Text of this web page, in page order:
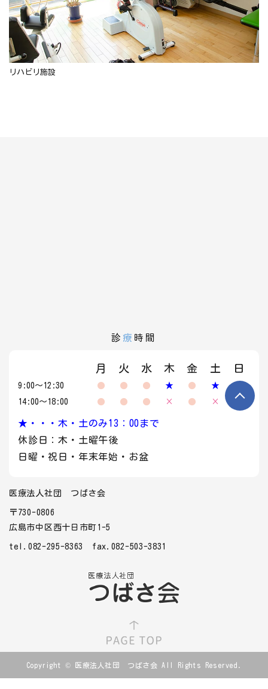
リハビリ施設
診 療 時間
月 火 水 木 金 土 日
9:00～12:30 ● ● ● ★ ● ★
14:00～18:00
● ● ● × ● ×
★・・・木・土のみ13：00まで
休診日：木・土曜午後
日曜・祝日・年末年始・お盆
医療法人社団 つばさ会
〒730-0806
広島市中区西十日市町1-5
tel.082-295-8363 fax.082-503-3831
Copyright © 医療法人社団 つばさ会 All Rights Reserved.